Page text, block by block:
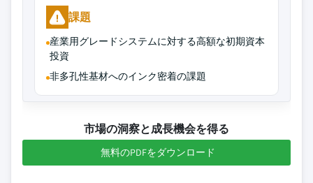
課題
産業用グレードシステムに対する高額な初期資本
投資
非多孔性基材へのインク密着の課題
市場の洞察と成長機会を得る
無料のPDFをダウンロード